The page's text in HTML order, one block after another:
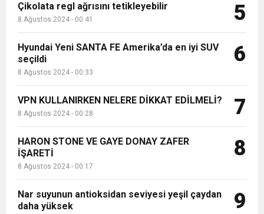
Çikolata regl ağrısını tetikleyebilir
8 Ağustos 2024 - 00:41 5
Hyundai Yeni SANTA FE Amerika’da en iyi SUV
seçildi
8 Ağustos 2024 - 00:33
6
VPN KULLANIRKEN NELERE DİKKAT EDİLMELİ?
8 Ağustos 2024 - 00:28 7
HARON STONE VE GAYE DONAY ZAFER
İŞARETİ
8 Ağustos 2024 - 00:17
8
Nar suyunun antioksidan seviyesi yeşil çaydan
daha yüksek
9